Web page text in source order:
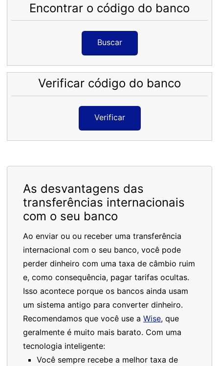
Encontrar o código do banco
Buscar
Verificar código do banco
Verificar
As desvantagens das
transferências internacionais
com o seu banco
Ao enviar ou ou receber uma transferência
internacional com o seu banco, você pode
perder dinheiro com uma taxa de câmbio ruim
e, como consequência, pagar tarifas ocultas.
Isso acontece porque os bancos ainda usam
um sistema antigo para converter dinheiro.
Recomendamos que você use a Wise, que
geralmente é muito mais barato. Com uma
tecnologia inteligente:
Você sempre recebe a melhor taxa de